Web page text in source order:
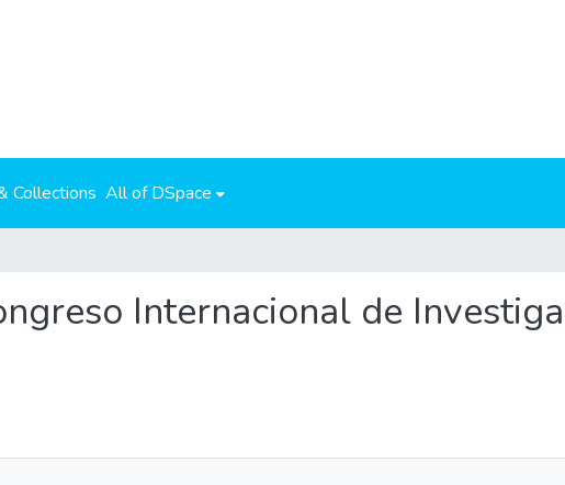
Collections All of DSpace
Internacional de